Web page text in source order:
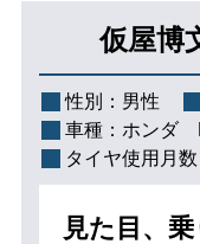
仮屋博
性別： 男性
車種： ホンダ
タイヤ使用月数
見た目、